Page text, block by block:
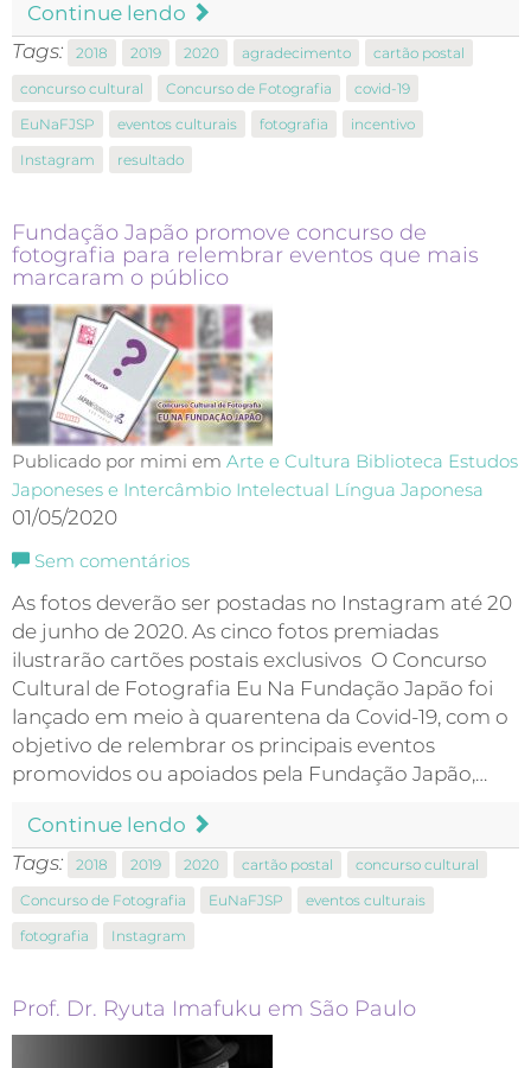
Continue lendo
Tags:
2018 2019 2020 agradecimento
cartão postal
concurso cultural
Concurso de Fotografia
covid-19
EuNaFJSP
eventos culturais fotografia
incentivo
Instagram
resultado
Fundação Japão promove concurso de
fotografia para relembrar eventos que mais
marcaram o público
Publicado por mimi em Arte e Cultura Biblioteca Estudos
Japoneses e Intercâmbio Intelectual Língua Japonesa
01/05/2020
Sem comentários
As fotos deverão ser postadas no Instagram até 20
de junho de 2020. As cinco fotos premiadas
ilustrarão cartões postais exclusivos O Concurso
Cultural de Fotografia Eu Na Fundação Japão foi
lançado em meio à quarentena da Covid-19, com o
objetivo de relembrar os principais eventos
promovidos ou apoiados pela Fundação Japão,…
Continue lendo
Tags:
2018 2019 2020 cartão postal
concurso cultural
Concurso de Fotografia
EuNaFJSP
eventos culturais
fotografia
Instagram
Prof. Dr. Ryuta Imafuku em São Paulo